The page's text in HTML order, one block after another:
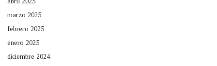
marzo 2025
febrero 2025
enero 2025
diciembre 2024